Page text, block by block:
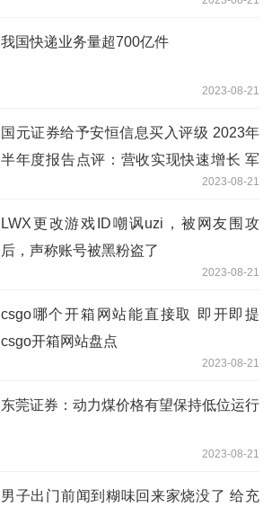
我国快递业务量超700亿件
2023-08-21
国元证券给予安恒信息买入评级 2023年
半年度报告点评：营收实现快速增长 军
2023-08-21
LWX更改游戏ID嘲讽uzi，被网友围攻
后，声称账号被黑粉盗了
2023-08-21
csgo哪个开箱网站能直接取 即开即提
csgo开箱网站盘点
2023-08-21
东莞证券：动力煤价格有望保持低位运行
2023-08-21
男子出门前闻到糊味回来家烧没了 给充